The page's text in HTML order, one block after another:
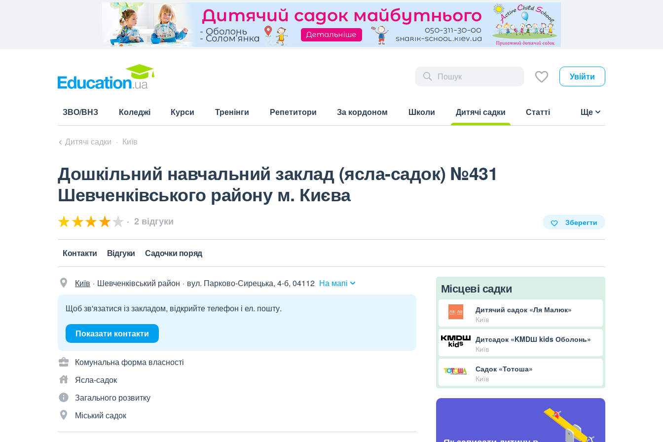
Увійти
ЗВО/ВНЗ Коледжі Курси Тренінги Репетитори За кордоном Школи
Дитячі садки
Статті Ще
Дитячі садки Київ
Дошкільний навчальний заклад (ясла-садок) №431
Шевченківського району м. Києва
2 відгуки Зберегти
Контакти Відгуки Садочки поряд
Київ Шевченківський район вул. Парково-Сирецька, 4-б, 04112 На мапі
Щоб зв'язатися із закладом, відкрийте телефон і ел. пошту.
Показати контакти
Комунальна форма власності
Ясла-садок
Загального розвитку
Міський садок
Місцеві садки
Дитячий садок «Ля Малюк»
Київ
Дитсадок «KMDШ kids Оболонь»
Київ
Садок «Тотоша»
Київ